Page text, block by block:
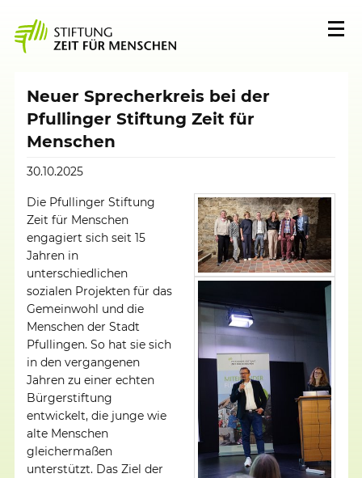
Neuer Sprecherkreis bei der
Pfullinger Stiftung Zeit für
Menschen
30.10.2025
Die Pfullinger Stiftung
Zeit für Menschen
engagiert sich seit 15
Jahren in
unterschiedlichen
sozialen Projekten für das
Gemeinwohl und die
Menschen der Stadt
Pfullingen. So hat sie sich
in den vergangenen
Jahren zu einer echten
Bürgerstiftung
entwickelt, die junge wie
alte Menschen
gleichermaßen
unterstützt. Das Ziel der